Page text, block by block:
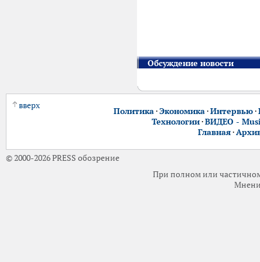
Обсуждение новости
вверх
Политика·Экономика·Интервью·
Технологии·ВИДЕО -
Главная·
© 2000-2026 PRESS обозрение
При полном или частичном